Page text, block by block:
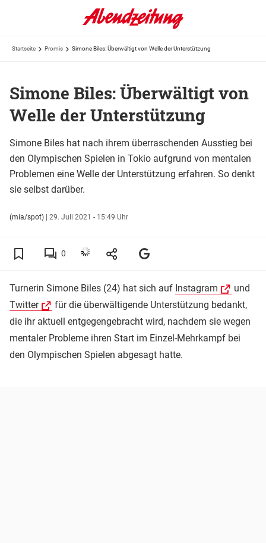
Startseite Promis Simone Biles: Überwältigt von Welle der Unterstützung
Simone Biles: Überwältigt von
Welle der Unterstützung
Simone Biles hat nach ihrem überraschenden Ausstieg bei
den Olympischen Spielen in Tokio aufgrund von mentalen
Problemen eine Welle der Unterstützung erfahren. So denkt
sie selbst darüber.
(mia/spot) | 29. Juli 2021 - 15:49 Uhr
0
Turnerin Simone Biles (24) hat sich auf Instagram
und
Twitter
für die überwältigende Unterstützung bedankt,
die ihr aktuell entgegengebracht wird, nachdem sie wegen
mentaler Probleme ihren Start im Einzel-Mehrkampf bei
den Olympischen Spielen abgesagt hatte.